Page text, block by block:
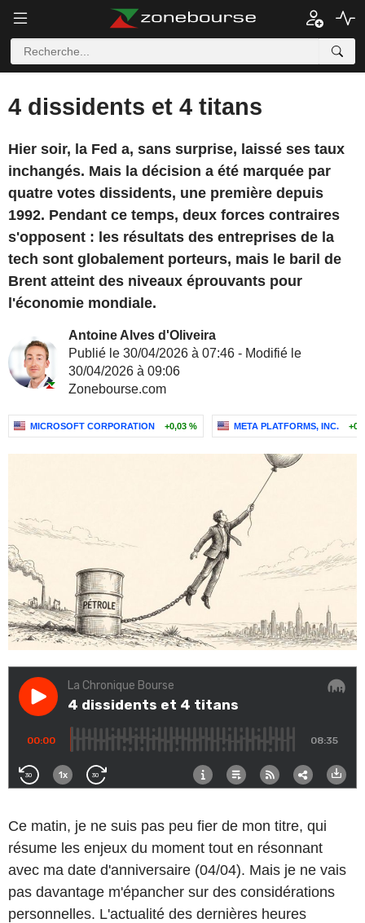
4 dissidents et 4 titans
Hier soir, la Fed a, sans surprise, laissé ses taux
inchangés. Mais la décision a été marquée par
quatre votes dissidents, une première depuis
1992. Pendant ce temps, deux forces contraires
s'opposent : les résultats des entreprises de la
tech sont globalement porteurs, mais le baril de
Brent atteint des niveaux éprouvants pour
l'économie mondiale.
Antoine Alves d'Oliveira
Publié le 30/04/2026 à 07:46 - Modifié le
30/04/2026 à 09:06
Zonebourse.com
MICROSOFT CORPORATION +0,03 % META PLATFORMS, INC.
Ce matin, je ne suis pas peu fier de mon titre, qui
résume les enjeux du moment tout en résonnant
avec ma date d'anniversaire (04/04). Mais je ne vais
pas davantage m'épancher sur des considérations
personnelles. L'actualité des dernières heures